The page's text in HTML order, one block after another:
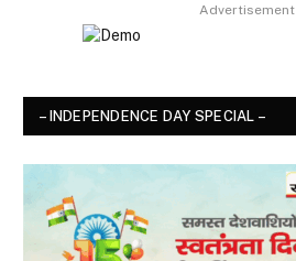
Advertisement
– INDEPENDENCE DAY SPECIAL –